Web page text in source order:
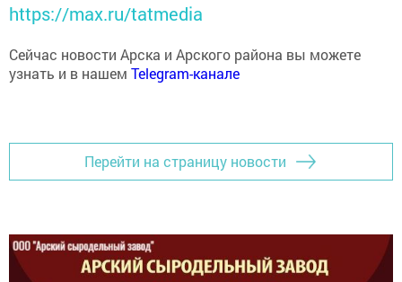
https://max.ru/tatmedia
Сейчас новости Арска и Арского района вы можете
узнать и в нашем Telegram-канале
Перейти на страницу новости